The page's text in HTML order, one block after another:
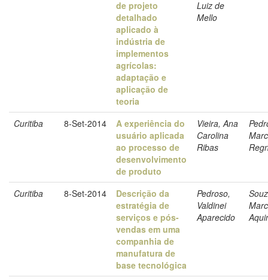
de projeto
detalhado
aplicado à
indústria de
implementos
agrícolas:
adaptação e
aplicação de
teoria
Luiz de
Mello
Curitiba 8-Set-2014
A experiência do
usuário aplicada
ao processo de
desenvolvimento
de produto
Vieira, Ana
Carolina
Ribas
Curitiba 8-Set-2014
Descrição da
estratégia de
serviços e pós-
vendas em uma
companhia de
manufatura de
base tecnológica
Pedroso,
Valdinei
Aparecido